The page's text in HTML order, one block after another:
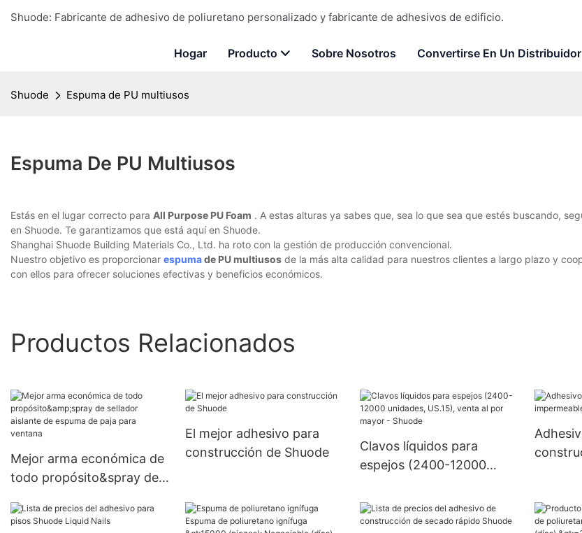
Shuode: Fabricante de adhesivo de poliuretano personalizado y fabricante de adhesivos de edificio.
Hogar Producto Sobre Nosotros Convertirse En Un Distribuidor
Shuode Espuma de PU multiusos
Espuma De PU Multiusos
Estás en el lugar correcto para All Purpose PU Foam . A estas alturas ya sabes que, sea lo que sea que estés buscando,
en Shuode. Te garantizamos que está aquí en Shuode.
Shanghai Shuode Building Materials Co., Ltd. ha roto con la gestión de producción convencional.
Nuestro objetivo es proporcionar espumade PU multiusos de la más alta calidad para nuestros clientes a largo plazo y
con ellos para ofrecer soluciones efectivas y beneficios económicos.
Productos Relacionados
Mejor arma económica de
todo propósito&spray de
espuma de paja para
El mejor adhesivo para
construcción de Shuode
Clavos líquidos para
espejos (2400-12000
por mayor - Shuode